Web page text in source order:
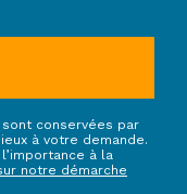
conservées par
à votre demande.
à la
notre démarche